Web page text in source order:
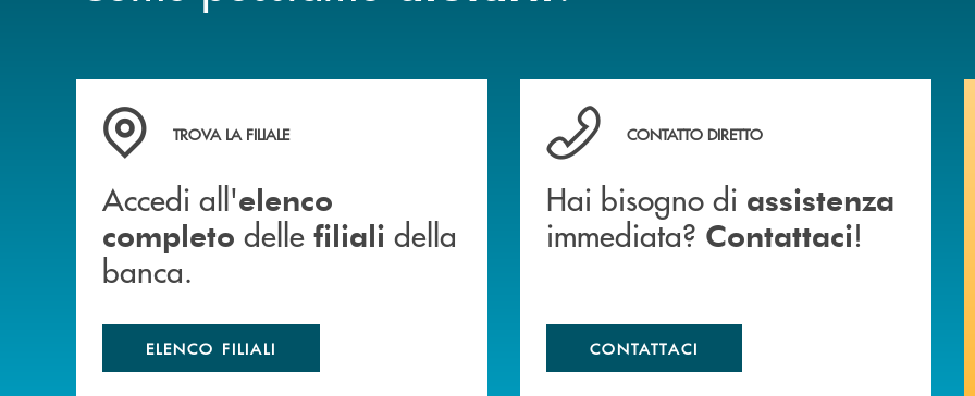
Accedi all' elenco completo delle filiali della banca.
TROVA LA FILIALE
Accedi all'elenco
completo delle filiali della
banca.
ELENCO FILIALI
Hai bisogno di assistenza immediata? Contattaci !
CONTATTO DIRETTO
Hai bisogno di assistenza
immediata? Contattaci!
CONTATTACI